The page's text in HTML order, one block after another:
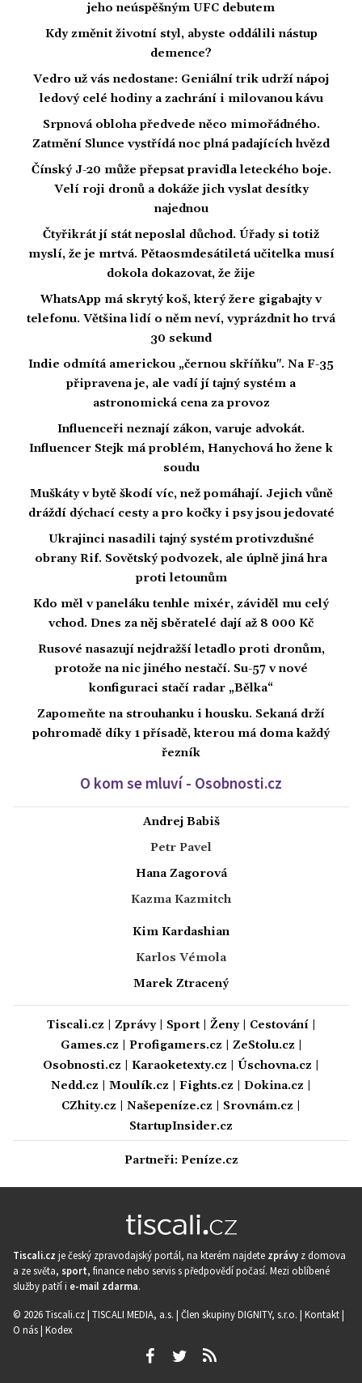
jeho neúspěšným UFC debutem
Kdy změnit životní styl, abyste oddálili nástup
demence?
Vedro už vás nedostane: Geniální trik udrží nápoj
ledový celé hodiny a zachrání i milovanou kávu
Srpnová obloha předvede něco mimořádného.
Zatmění Slunce vystřídá noc plná padajících hvězd
Čínský J-20 může přepsat pravidla leteckého boje.
Velí roji dronů a dokáže jich vyslat desítky
najednou
Čtyřikrát jí stát neposlal důchod. Úřady si totiž
myslí, že je mrtvá. Pětaosmdesátiletá učitelka musí
dokola dokazovat, že žije
WhatsApp má skrytý koš, který žere gigabajty v
telefonu. Většina lidí o něm neví, vyprázdnit ho trvá
30 sekund
Indie odmítá americkou „černou skříňku". Na F-35
připravena je, ale vadí jí tajný systém a
astronomická cena za provoz
Influenceři neznají zákon, varuje advokát.
Influencer Stejk má problém, Hanychová ho žene k
soudu
Muškáty v bytě škodí víc, než pomáhají. Jejich vůně
dráždí dýchací cesty a pro kočky i psy jsou jedovaté
Ukrajinci nasadili tajný systém protivzdušné
obrany Rif. Sovětský podvozek, ale úplně jiná hra
proti letounům
Kdo měl v paneláku tenhle mixér, záviděl mu celý
vchod. Dnes za něj sběratelé dají až 8 000 Kč
Rusové nasazují nejdražší letadlo proti dronům,
protože na nic jiného nestačí. Su-57 v nové
konfiguraci stačí radar „Bělka“
Zapomeňte na strouhanku i housku. Sekaná drží
pohromadě díky 1 přísadě, kterou má doma každý
řezník
O kom se mluví - Osobnosti.cz
Andrej Babiš
Petr Pavel
Hana Zagorová
Kazma Kazmitch
Kim Kardashian
Karlos Vémola
Marek Ztracený
Tiscali.cz Zprávy| Sport| Ženy| Cestování|
Games.cz
Profigamers.cz ZeStolu.cz
Osobnosti.cz
Karaoketexty.cz Úschovna.cz
Nedd.cz
Moulík.cz Fights.cz Dokina.cz
CZhity.cz
Našepeníze.cz Srovnám.cz
StartupInsider.cz
Partneři: Peníze.cz
Tiscali.cz je český zpravodajský portál, na kterém najdete zprávy z domova
a ze světa, sport, finance nebo servis s předpovědí počasí. Mezi oblíbené
služby patří i e-mail zdarma.
© 2026 Tiscali.cz | TISCALI MEDIA, a.s. | Člen skupiny DIGNITY, s.r.o. | Kontakt|
O nás| Kodex